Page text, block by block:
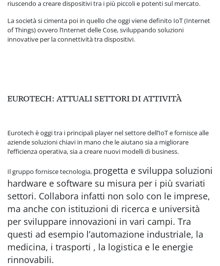
riuscendo a creare dispositivi tra i più piccoli e potenti sul mercato.
La società si cimenta poi in quello che oggi viene definito IoT (Internet
of Things) ovvero l’Internet delle Cose, sviluppando soluzioni
innovative per la connettività tra dispositivi.
EUROTECH: ATTUALI SETTORI DI ATTIVITÀ
Eurotech è oggi tra i principali player nel settore dell’IoT e fornisce alle
aziende soluzioni chiavi in mano che le aiutano sia a migliorare
l’efficienza operativa, sia a creare nuovi modelli di business.
Il gruppo fornisce tecnologia, progetta e sviluppa soluzioni
hardware e software su misura per i più svariati
settori. Collabora infatti non solo con le imprese,
ma anche con istituzioni di ricerca e università
per sviluppare innovazioni in vari campi. Tra
questi ad esempio l’automazione industriale, la
medicina, i trasporti , la logistica e le energie
rinnovabili.